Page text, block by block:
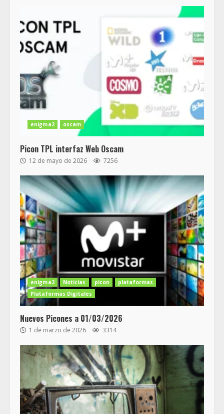
enigma2 oscam
Picon TPL interfaz Web Oscam
12 de mayo de 2026 7256
enigma2 Noticias picon
plataformas
Plataformas Digitales
Nuevos Picones a 01/03/2026
1 de marzo de 2026 3314